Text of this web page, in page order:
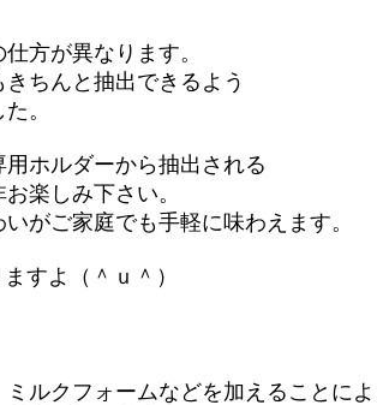
方が異なります。
ちんと抽出できるよう
。
用ホルダーから抽出される
楽しみ下さい。
がご家庭でも手軽に味わえます。
すよ（＾ｕ＾）
ルクフォームなどを加えることに